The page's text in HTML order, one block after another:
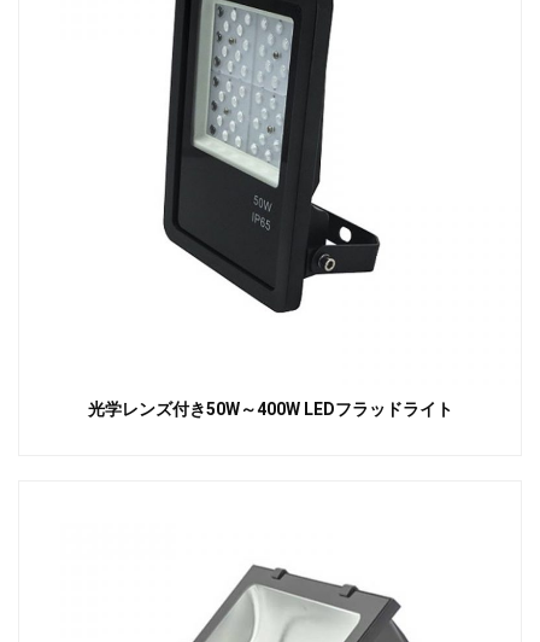
光学レンズ付き50W～400W LEDフラッドライト